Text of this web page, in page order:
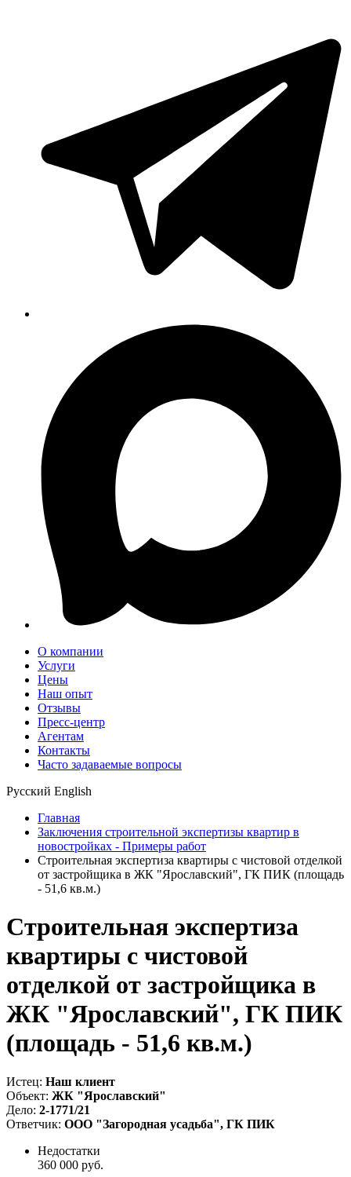
О компании
Услуги
Цены
Наш опыт
Отзывы
Пресс-центр
Агентам
Контакты
Часто задаваемые вопросы
Русский English
Главная
Заключения строительной экспертизы квартир в
новостройках - Примеры работ
Строительная экспертиза квартиры с чистовой отделкой
от застройщика в ЖК "Ярославский", ГК ПИК (площадь
- 51,6 кв.м.)
Строительная экспертиза
квартиры с чистовой
отделкой от застройщика в
ЖК "Ярославский", ГК ПИК
(площадь - 51,6 кв.м.)
Истец: Наш клиент
Объект: ЖК "Ярославский"
Дело: 2-1771/21
Ответчик: ООО "Загородная усадьба", ГК ПИК
Недостатки
360 000 руб.